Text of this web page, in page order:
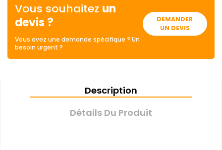
Vous souhaitez un
devis ?
Vous avez une demande spécifique ? Un
besoin urgent ?
DEMANDER
UN DEVIS
Description
Détails Du Produit